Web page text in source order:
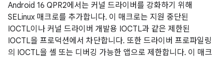
Android 16 QPR2에서는 커널 드라이버를 강화하기 위해
SELinux 매크로를 추가합니다. 이 매크로는 지원 중단된
IOCTL이나 커널 드라이버 개발용 IOCTL과 같은 제한된
IOCTL을 프로덕션에서 차단합니다. 또한 드라이버 프로파일링
의 IOCTL을 셸 또는 디버깅 가능한 앱으로 제한합니다. 이 매크